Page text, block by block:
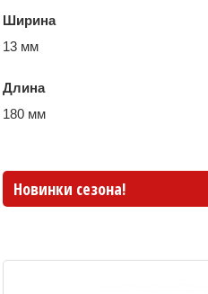
Ширина
13 мм
Длина
180 мм
Новинки сезона!